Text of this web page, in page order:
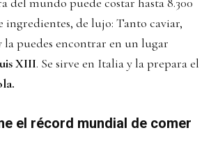
ingredientes, de lujo: Tanto caviar,
la puedes encontrar en un lugar
XIII. Se sirve en Italia y la prepara el
el récord mundial de comer